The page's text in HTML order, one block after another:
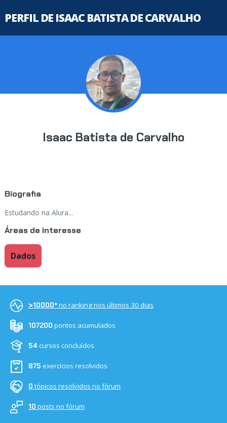
PERFIL DE ISAAC BATISTA DE CARVALHO
Isaac Batista de Carvalho
Biografia
Estudando na Alura...
Áreas de interesse
Dados
>10000ºno ranking nos últimos 30 dias
107200 pontos acumulados
54cursos concluídos
875 exercícios resolvidos
0 tópicos resolvidos no fórum
10 posts no fórum